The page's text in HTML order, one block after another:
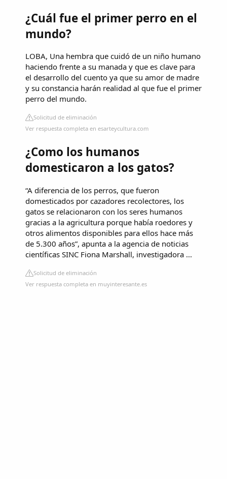
¿Cuál fue el primer perro en el
mundo?
LOBA, Una hembra que cuidó de un niño humano
haciendo frente a su manada y que es clave para
el desarrollo del cuento ya que su amor de madre
y su constancia harán realidad al que fue el primer
perro del mundo.
Solicitud de eliminación
Ver respuesta completa en esarteycultura.com
¿Como los humanos
domesticaron a los gatos?
“A diferencia de los perros, que fueron
domesticados por cazadores recolectores, los
gatos se relacionaron con los seres humanos
gracias a la agricultura porque había roedores y
otros alimentos disponibles para ellos hace más
de 5.300 años”, apunta a la agencia de noticias
científicas SINC Fiona Marshall, investigadora ...
Solicitud de eliminación
Ver respuesta completa en muyinteresante.es